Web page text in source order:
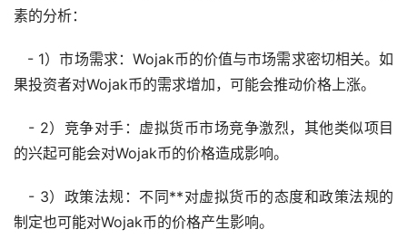
素的分析：
- 1）市场需求：Wojak币的价值与市场需求密切相关。如
果投资者对Wojak币的需求增加，可能会推动价格上涨。
- 2）竞争对手：虚拟货币市场竞争激烈，其他类似项目
的兴起可能会对Wojak币的价格造成影响。
- 3）政策法规：不同**对虚拟货币的态度和政策法规的
制定也可能对Wojak币的价格产生影响。